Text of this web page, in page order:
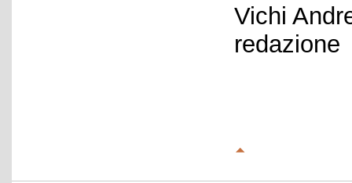
Vichi
redazione